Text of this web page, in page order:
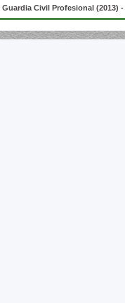
Civil Profesional (2013) -